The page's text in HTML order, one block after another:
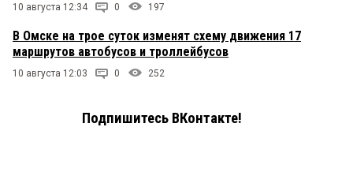
10 августа 12:34 0 197
В Омске на трое суток изменят схему движения 17
маршрутов автобусов и троллейбусов
10 августа 12:03 0 252
Подпишитесь ВКонтакте!